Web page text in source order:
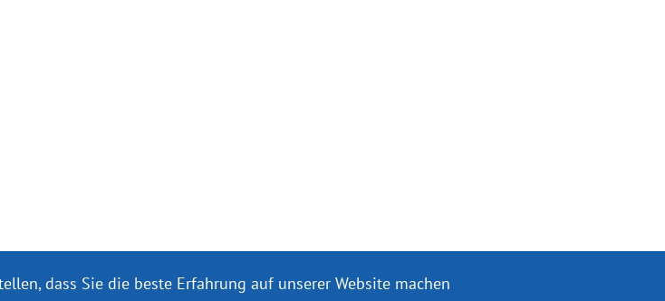
dass Sie die beste Erfahrung auf unserer Website machen